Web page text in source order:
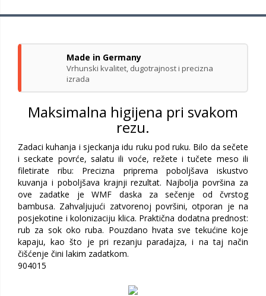
Made in Germany
Vrhunski kvalitet, dugotrajnost i precizna
izrada
Maksimalna higijena pri svakom
rezu.
Zadaci kuhanja i sjeckanja idu ruku pod ruku. Bilo da sečete
i seckate povrće, salatu ili voće, režete i tučete meso ili
filetirate ribu: Precizna priprema poboljšava iskustvo
kuvanja i poboljšava krajnji rezultat. Najbolja površina za
ove zadatke je WMF daska za sečenje od čvrstog
bambusa. Zahvaljujući zatvorenoj površini, otporan je na
posjekotine i kolonizaciju klica. Praktična dodatna prednost:
rub za sok oko ruba. Pouzdano hvata sve tekućine koje
kapaju, kao što je pri rezanju paradajza, i na taj način
čišćenje čini lakim zadatkom.
904015